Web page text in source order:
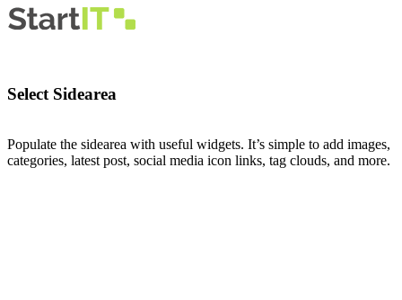
Select Sidearea
Populate the sidearea with useful widgets. It’s simple to add images,
categories, latest post, social media icon links, tag clouds, and more.